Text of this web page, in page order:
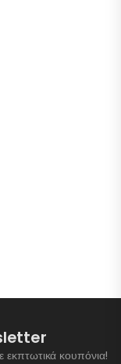
εκπτωτικά κουπόνια!